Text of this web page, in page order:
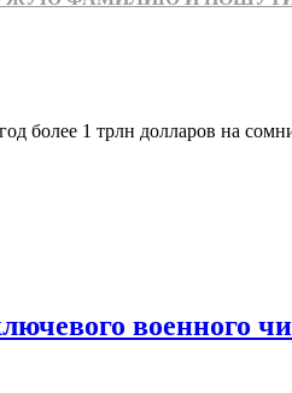
более 1 трлн долларов на
военного